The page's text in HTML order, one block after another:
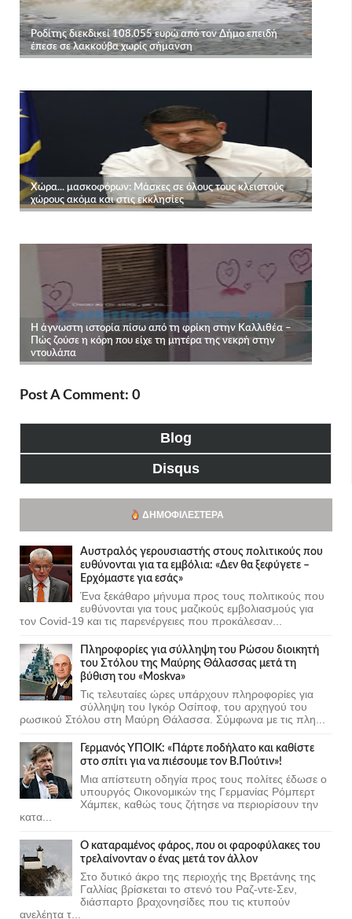
Post A Comment: 0
Blog
Disqus
ΔΗΜΟΦΙΛΈΣΤΕΡΑ
Αυστραλός γερουσιαστής στους πολιτικούς που
ευθύνονται για τα εμβόλια: «Δεν θα ξεφύγετε –
Ερχόμαστε για εσάς»
Ένα ξεκάθαρο μήνυμα προς τους πολιτικούς που
ευθύνονται για τους μαζικούς εμβολιασμούς για
τον Covid-19 και τις παρενέργειες που προκάλεσαν...
Πληροφορίες για σύλληψη του Ρώσου διοικητή
του Στόλου της Mαύρης Θάλασσας μετά τη
βύθιση του «Moskva»
Τις τελευταίες ώρες υπάρχουν πληροφορίες για
σύλληψη του Ιγκόρ Οσίποφ, του αρχηγού του
ρωσικού Στόλου στη Μαύρη Θάλασσα. Σύμφωνα με τις πλη...
Γερμανός ΥΠΟΙΚ: «Πάρτε ποδήλατο και καθίστε
στο σπίτι για να πιέσουμε τον Β.Πούτιν»!
Μια απίστευτη οδηγία προς τους πολίτες έδωσε ο
υπουργός Οικονομικών της Γερμανίας Ρόμπερτ
Χάμπεκ, καθώς τους ζήτησε να περιορίσουν την
κατα...
Ο καταραμένος φάρος, που οι φαροφύλακες του
τρελαίνονταν ο ένας μετά τον άλλον
Στο δυτικό άκρο της περιοχής της Βρετάνης της
Γαλλίας βρίσκεται το στενό του Ραζ-ντε-Σεν,
διάσπαρτο βραχονησίδες που τις κτυπούν
ανελέητα τ...